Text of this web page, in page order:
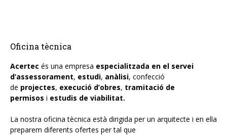
CONTACTE
CA
ES
EN
Oficina tècnica
Acertec és una empresa especialitzada en el servei
d’assessorament, estudi, anàlisi, confecció
de projectes, execució d’obres, tramitació de
permisos i estudis de viabilitat.
La nostra oficina tècnica està dirigida per un arquitecte i en ella
preparem diferents ofertes per tal que